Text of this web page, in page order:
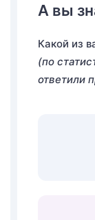
А вы
Какой из
(по
ответили